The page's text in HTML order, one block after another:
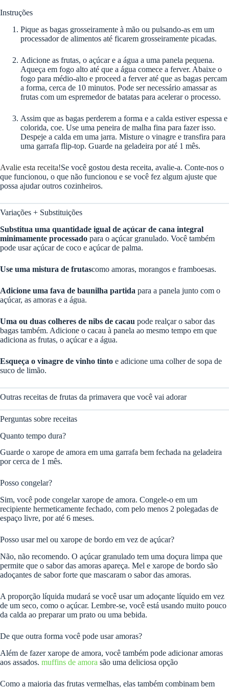
Instruções
Pique as bagas grosseiramente à mão ou pulsando-as em um
processador de alimentos até ficarem grosseiramente picadas.
Adicione as frutas, o açúcar e a água a uma panela pequena.
Aqueça em fogo alto até que a água comece a ferver. Abaixe o
fogo para médio-alto e proceed a ferver até que as bagas percam
a forma, cerca de 10 minutos. Pode ser necessário amassar as
frutas com um espremedor de batatas para acelerar o processo.
Assim que as bagas perderem a forma e a calda estiver espessa e
colorida, coe. Use uma peneira de malha fina para fazer isso.
Despeje a calda em uma jarra. Misture o vinagre e transfira para
uma garrafa flip-top. Guarde na geladeira por até 1 mês.
Avalie esta receita!Se você gostou desta receita, avalie-a. Conte-nos o
que funcionou, o que não funcionou e se você fez algum ajuste que
possa ajudar outros cozinheiros.
Variações + Substituições
Substitua uma quantidade igual de açúcar de cana integral
minimamente processado para o açúcar granulado. Você também
pode usar açúcar de coco e açúcar de palma.
Use uma mistura de frutascomo amoras, morangos e framboesas.
Adicione uma fava de baunilha partida para a panela junto com o
açúcar, as amoras e a água.
Uma ou duas colheres de nibs de cacau pode realçar o sabor das
bagas também. Adicione o cacau à panela ao mesmo tempo em que
adiciona as frutas, o açúcar e a água.
Esqueça o vinagre de vinho tinto e adicione uma colher de sopa de
suco de limão.
Outras receitas de frutas da primavera que você vai adorar
Perguntas sobre receitas
Quanto tempo dura?
Guarde o xarope de amora em uma garrafa bem fechada na geladeira
por cerca de 1 mês.
Posso congelar?
Sim, você pode congelar xarope de amora. Congele-o em um
recipiente hermeticamente fechado, com pelo menos 2 polegadas de
espaço livre, por até 6 meses.
Posso usar mel ou xarope de bordo em vez de açúcar?
Não, não recomendo. O açúcar granulado tem uma doçura limpa que
permite que o sabor das amoras apareça. Mel e xarope de bordo são
adoçantes de sabor forte que mascaram o sabor das amoras.
A proporção líquida mudará se você usar um adoçante líquido em vez
de um seco, como o açúcar. Lembre-se, você está usando muito pouco
da calda ao preparar um prato ou uma bebida.
De que outra forma você pode usar amoras?
Além de fazer xarope de amora, você também pode adicionar amoras
aos assados. muffins de amora são uma deliciosa opção
Como a maioria das frutas vermelhas, elas também combinam bem